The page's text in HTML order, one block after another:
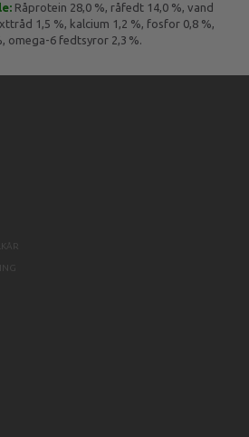
Råprotein 28,0 %, råfedt 14,0 %, vand
1,5 %, kalcium 1,2 %, fosfor 0,8 %,
omega-6 fedtsyror 2,3 %.